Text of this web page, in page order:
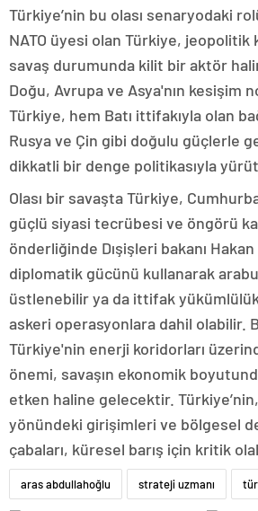
Türkiye’nin bu olası senaryodaki
NATO üyesi olan Türkiye, jeopolitik
savaş durumunda kilit bir aktör
Doğu, Avrupa ve Asya'nın kesişim
Türkiye, hem Batı ittifakıyla olan
Rusya ve Çin gibi doğulu güçlerle
dikkatli bir denge politikasıyla
Olası bir savaşta Türkiye,
güçlü siyasi tecrübesi ve öngörü
önderliğinde Dışişleri bakanı Hakan
diplomatik gücünü kullanarak
üstlenebilir ya da ittifak
askeri operasyonlara dahil olabilir.
Türkiye'nin enerji koridorları
önemi, savaşın ekonomik
etken haline gelecektir.
yönündeki girişimleri ve bölgesel
çabaları, küresel barış için kritik
aras abdullahoğlu strateji uzmanı